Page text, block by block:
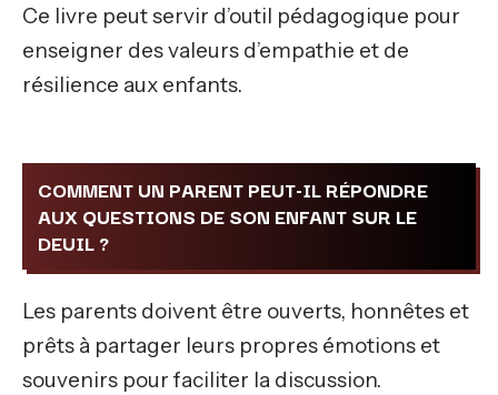
Ce livre peut servir d’outil pédagogique pour
enseigner des valeurs d’empathie et de
résilience aux enfants.
COMMENT UN PARENT PEUT-IL RÉPONDRE
AUX QUESTIONS DE SON ENFANT SUR LE
DEUIL ?
Les parents doivent être ouverts, honnêtes et
prêts à partager leurs propres émotions et
souvenirs pour faciliter la discussion.